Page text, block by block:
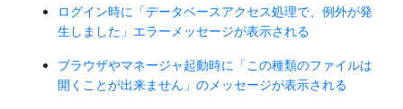
ログイン時に「データベースアクセス処理で、例外が発
生しました」エラーメッセージが表示される
ブラウザやマネージャ起動時に「この種類のファイルは
開くことが出来ません」のメッセージが表示される